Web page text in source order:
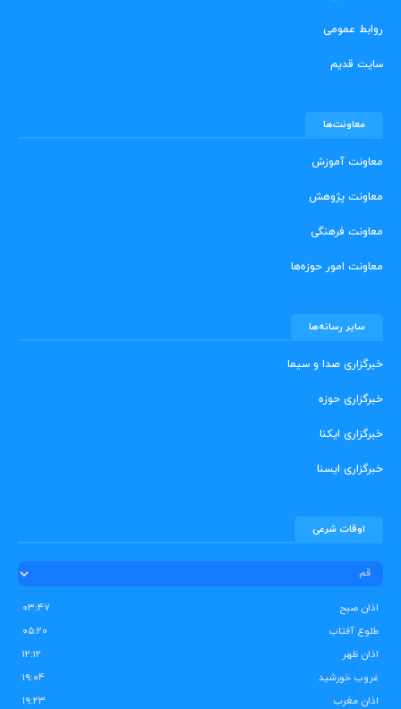
روابط عمومی
سایت قدیم
معاونت‌ها
معاونت آموزش
معاونت پژوهش
معاونت فرهنگی
معاونت امور حوزه‌ها
سایر رسانه‌ها
خبرگزاری صدا و سیما
خبرگزاری حوزه
خبرگزاری ایکنا
خبرگزاری ایسنا
اوقات شرعی
اذان صبح
۰۳:۴۷
طلوع آفتاب
۰۵:۲۰
اذان ظهر
۱۲:۱۲
غروب خورشید
۱۹:۰۴
اذان مغرب
۱۹:۲۳